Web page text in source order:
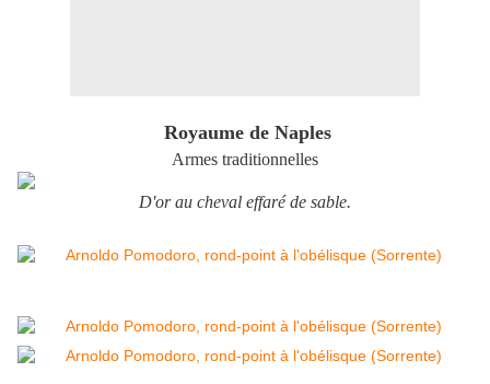
Royaume de Naples
Armes traditionnelles
D'or au cheval effaré de sable.